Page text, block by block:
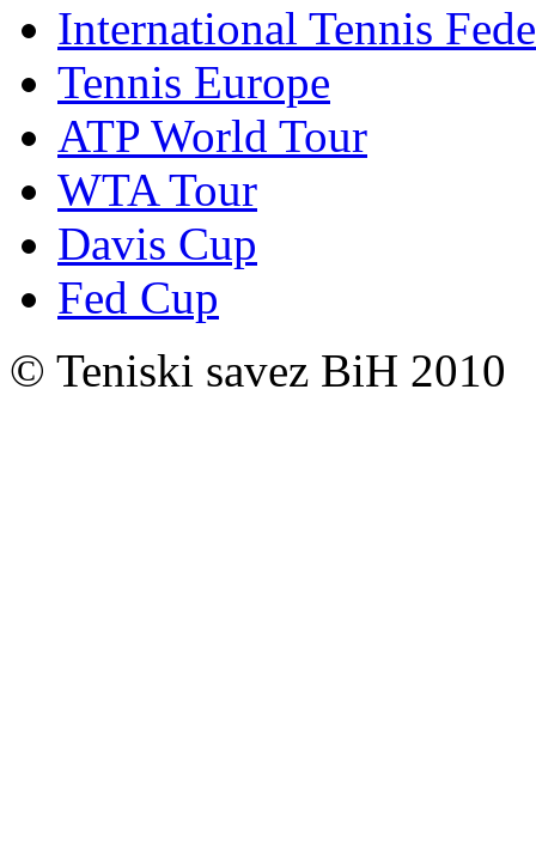
International Tennis
Tennis Europe
ATP World Tour
WTA Tour
Davis Cup
Fed Cup
© Teniski savez BiH 2010